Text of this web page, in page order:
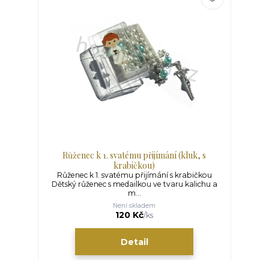
Růženec k 1. svatému přijímání (kluk, s
krabičkou)
Růženec k 1. svatému přijímání s krabičkou
Dětský růženec s medailkou ve tvaru kalichu a
m...
120 Kč/ks
Není skladem
Detail